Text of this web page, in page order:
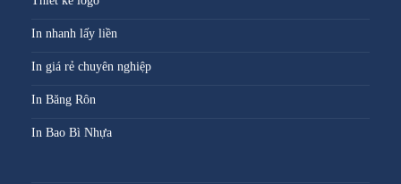
In nhanh lấy liền
In giá rẻ chuyên nghiệp
In Băng Rôn
In Bao Bì Nhựa